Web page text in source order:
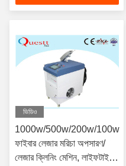
ভিডিও
1000w/500w/200w/100w
ফাইবার লেজার মরিচা অপসারণ/
লেজার ক্লিনিং মেশিন, লাইফটাইম